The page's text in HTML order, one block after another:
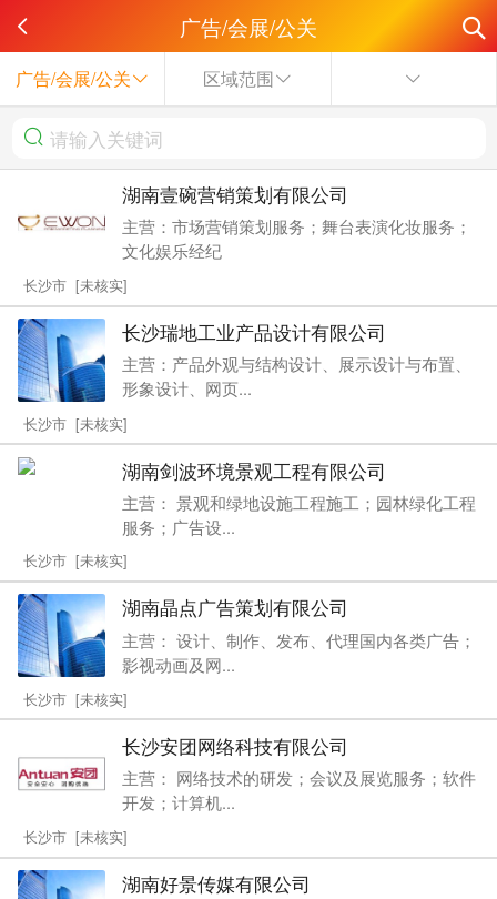
广告/会展/公关
广告/会展/公关 区域范围
湖南壹碗营销策划有限公司
主营：市场营销策划服务；舞台表演化妆服务；
文化娱乐经纪
长沙市 [未核实]
长沙瑞地工业产品设计有限公司
主营：产品外观与结构设计、展示设计与布置、
形象设计、网页...
长沙市 [未核实]
湖南剑波环境景观工程有限公司
主营： 景观和绿地设施工程施工；园林绿化工程
服务；广告设...
长沙市 [未核实]
湖南晶点广告策划有限公司
主营： 设计、制作、发布、代理国内各类广告；
影视动画及网...
长沙市 [未核实]
长沙安团网络科技有限公司
主营： 网络技术的研发；会议及展览服务；软件
开发；计算机...
长沙市 [未核实]
湖南好景传媒有限公司